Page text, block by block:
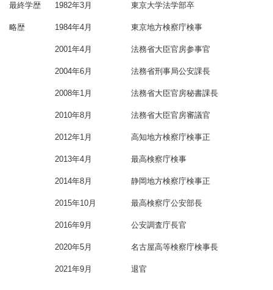
最終学歴 1982年3月 東京大学法学部卒
略歴 1984年4月 東京地方検察庁検事
2001年4月 法務省大臣官房参事官
2004年6月 法務省刑事局公安課長
2008年1月 法務省大臣官房秘書課長
2010年8月 法務省大臣官房審議官
2012年1月 高知地方検察庁検事正
2013年4月 最高検察庁検事
2014年8月 静岡地方検察庁検事正
2015年10月 最高検察庁公安部長
2016年9月 公安調査庁長官
2020年5月 名古屋高等検察庁検事長
2021年9月 退官